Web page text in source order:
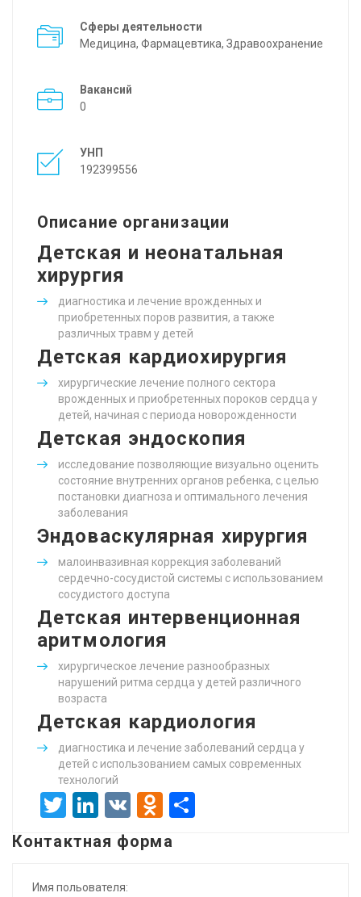
Сферы деятельности
Медицина, Фармацевтика, Здравоохранение
Вакансий
0
УНП
192399556
Описание организации
Детская и неонатальная
хирургия
диагностика и лечение врожденных и
приобретенных поров развития, а также
различных травм у детей
Детская кардиохирургия
хирургические лечение полного сектора
врожденных и приобретенных пороков сердца у
детей, начиная с периода новорожденности
Детская эндоскопия
исследование позволяющие визуально оценить
состояние внутренних органов ребенка, с целью
постановки диагноза и оптимального лечения
заболевания
Эндоваскулярная хирургия
малоинвазивная коррекция заболеваний
сердечно-сосудистой системы с использованием
сосудистого доступа
Детская интервенционная
аритмология
хирургическое лечение разнообразных
нарушений ритма сердца у детей различного
возраста
Детская кардиология
диагностика и лечение заболеваний сердца у
детей с использованием самых современных
технологий
Twitter
LinkedIn
VK Odnoklassniki
Контактная форма
Имя польователя: